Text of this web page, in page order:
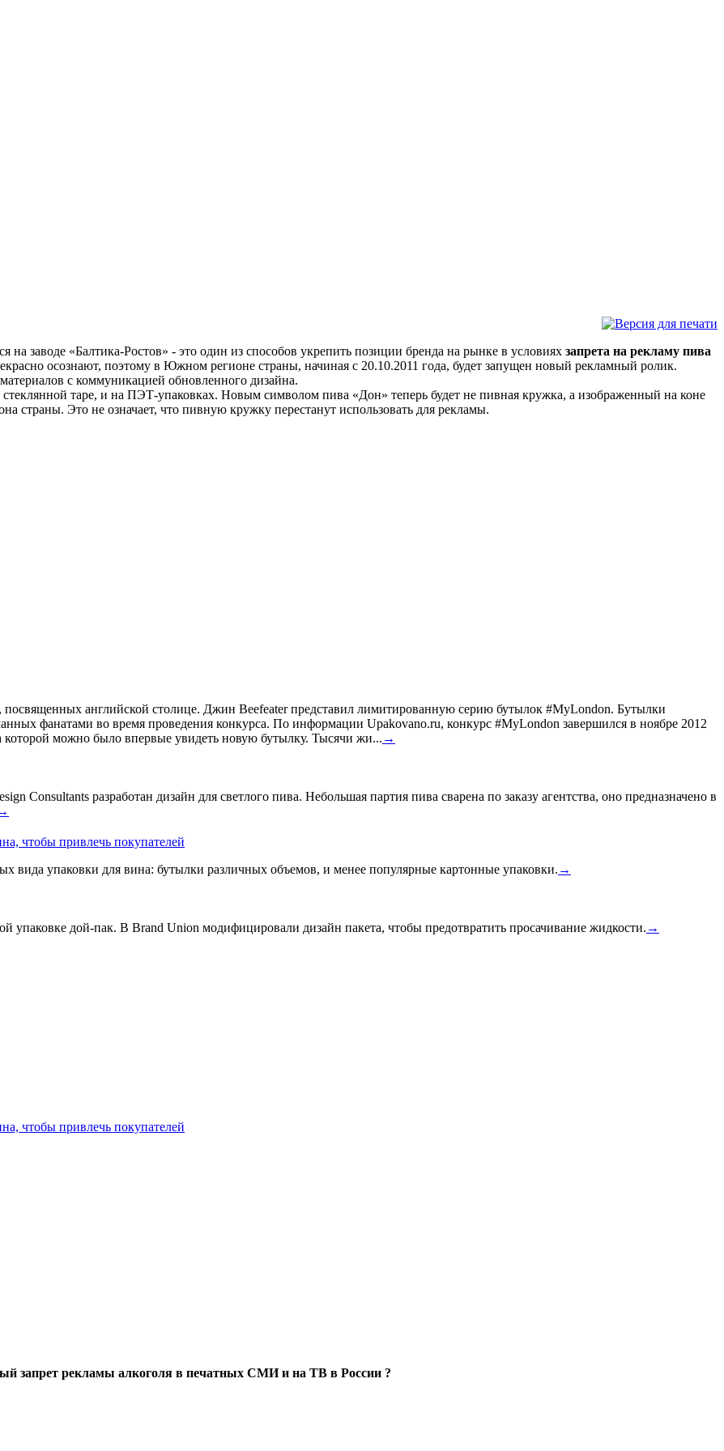
на заводе «Балтика-Ростов» - это один из способов укрепить позиции бренда на рынке в условиях запрета на рекламу пива
осознают, поэтому в Южном регионе страны, начиная с 20.10.2011 года, будет запущен новый рекламный ролик.
с коммуникацией обновленного дизайна.
стеклянной таре, и на ПЭТ-упаковках. Новым символом пива «Дон» теперь будет не пивная кружка, а изображенный на коне
страны. Это не означает, что пивную кружку перестанут использовать для рекламы.
английской столице. Джин Beefeater представил лимитированную серию бутылок #MyLondon. Бутылки
фанатами во время проведения конкурса. По информации Upakovano.ru, конкурс #MyLondon завершился в ноябре 2012
которой можно было впервые увидеть новую бутылку. Тысячи жи... →
Consultants разработан дизайн для светлого пива. Небольшая партия пива сварена по заказу агентства, оно предназначено в
чтобы привлечь покупателей
вида упаковки для вина: бутылки различных объемов, и менее популярные картонные упаковки. →
упаковке дой-пак. В Brand Union модифицировали дизайн пакета, чтобы предотвратить просачивание жидкости. →
чтобы привлечь покупателей
запрет рекламы алкоголя в печатных СМИ и на ТВ в России ?